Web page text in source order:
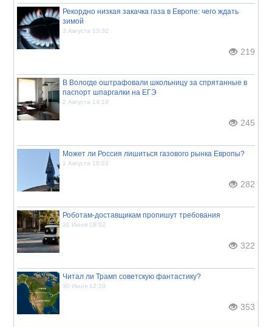
Рекордно низкая закачка газа в Европе: чего ждать
зимой
3 Августа 13:32
219
В Вологде оштрафовали школьницу за спрятанные в
паспорт шпаргалки на ЕГЭ
2 Августа 14:19
245
Может ли Россия лишиться газового рынка Европы?
1 Августа 16:23
282
Роботам-доставщикам пропишут требования
31 Июля 18:32
322
Читал ли Трамп советскую фантастику?
30 Июля 12:20
353